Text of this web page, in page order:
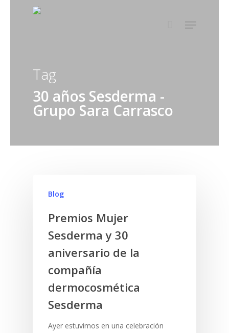
Tag
30 años Sesderma -
Grupo Sara Carrasco
Blog
Premios Mujer
Sesderma y 30
aniversario de la
compañía
dermocosmética
Sesderma
Ayer estuvimos en una celebración